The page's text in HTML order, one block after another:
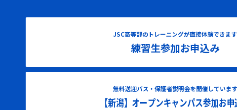
JSC高等部のトレーニングが直接体験できます
練習生参加お申込み
無料送迎バス・保護者説明会を開催しています
【新潟】オープンキャンパス参加お